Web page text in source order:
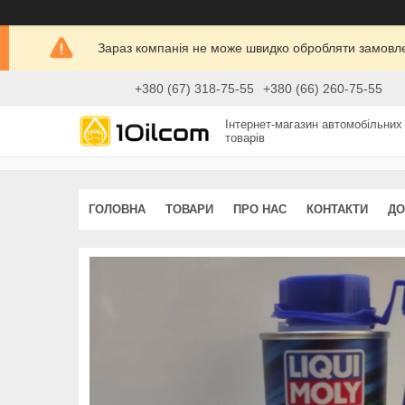
Зараз компанія не може швидко обробляти
+380 (67) 318-75-55 +380 (66) 260-75-55
Інтернет-магазин автомобільних
товарів
ГОЛОВНА ТОВАРИ ПРО НАС КОНТАКТИ